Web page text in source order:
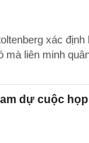
xác định
liên minh
dự cuộc